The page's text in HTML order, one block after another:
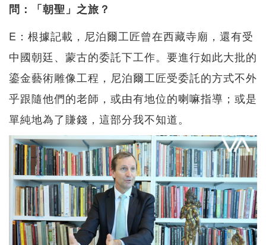
問：「朝聖」之旅？
E：根據記載，尼泊爾工匠曾在西藏寺廟，還有受
中國朝廷、蒙古的委託下工作。要進行如此大批的
鎏金藝術雕像工程，尼泊爾工匠受委託的方式不外
乎跟隨他們的老師，或由有地位的喇嘛指導；或是
單純地為了賺錢，這部分我不知道。